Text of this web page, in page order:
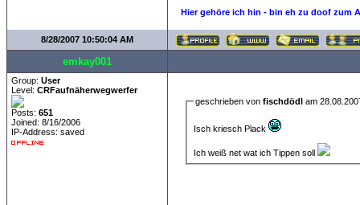
Hier gehöre ich hin - bin eh zu doof zum
8/28/2007 10:50:04 AM
emkay001
Group: User
Level: CRFaufnäherwegwerfer
Posts: 651
Joined: 8/16/2006
IP-Address: saved
geschrieben vonfischdödl am
Isch kriesch Plack
Ich weiß net wat ich Tippen soll